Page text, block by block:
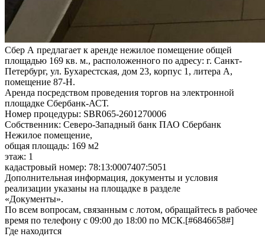
Сбер А предлагает к аренде нежилое помещение общей
площадью 169 кв. м., расположенного по адресу: г. Санкт-
Петербург, ул. Бухарестская, дом 23, корпус 1, литера А,
помещение 87-Н.
Аренда посредством проведения торгов на электронной
площадке Сбербанк-АСТ.
Номер процедуры: SBR065-2601270006
Собственник: Северо-Западный банк ПАО Сбербанк
Нежилое помещение,
общая площадь: 169 м2
этаж: 1
кадастровый номер: 78:13:0007407:5051
Дополнительная информация, документы и условия
реализации указаны на площадке в разделе
«Документы».
По всем вопросам, связанным с лотом, обращайтесь в рабочее
время по телефону с 09:00 до 18:00 по МСК.[#6846658#]
Где находится